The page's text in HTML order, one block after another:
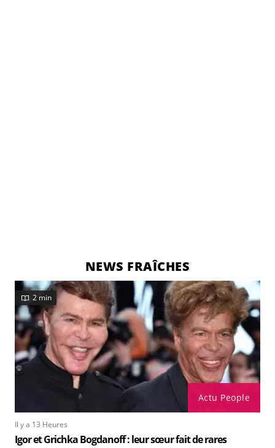
NEWS FRAÎCHES
Actu People
2 min
Il y a 13 Heures
Igor et Grichka Bogdanoff : leur sœur fait de rares